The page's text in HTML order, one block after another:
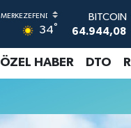
34°
BITCOIN
64.944,08
DOLAR
47,7436
64,4811
ÖZEL HABER DTO